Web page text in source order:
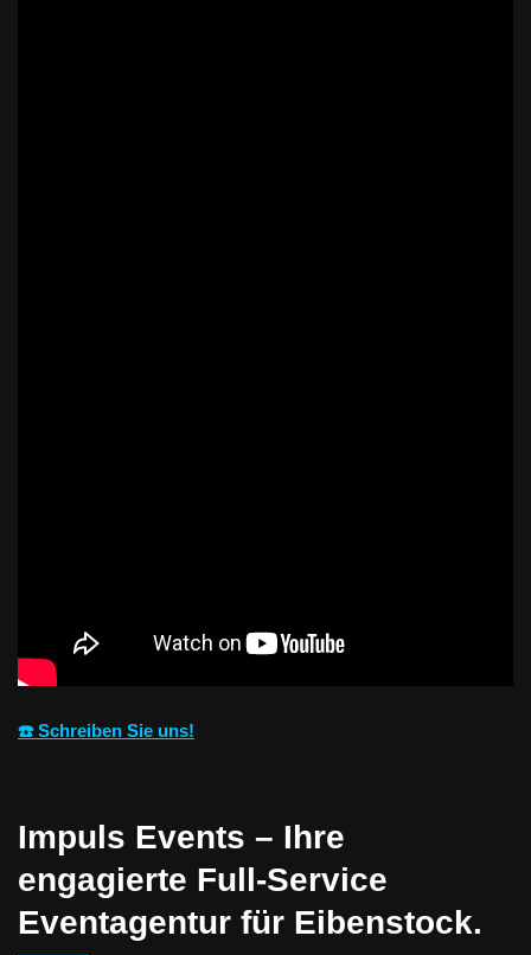
☎️ Schreiben Sie uns!
Impuls Events – Ihre
engagierte Full-Service
Eventagentur für Eibenstock.